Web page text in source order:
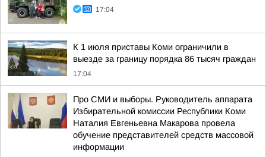
17:04
К 1 июля приставы Коми ограничили в
выезде за границу порядка 86 тысяч граждан
17:04
Про СМИ и выборы. Руководитель аппарата
Избирательной комиссии Республики Коми
Наталия Евгеньевна Макарова провела
обучение представителей средств массовой
информации